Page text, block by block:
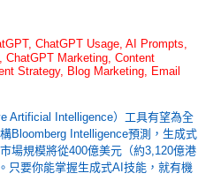
ChatGPT Usage, AI Prompts,
ChatGPT Marketing, Content
Strategy, Blog Marketing, Email
Artificial Intelligence）工具有望為全
Bloomberg Intelligence預測，生成式
場規模將從400億美元（約3,120億港
只要你能掌握生成式AI技能，就有機